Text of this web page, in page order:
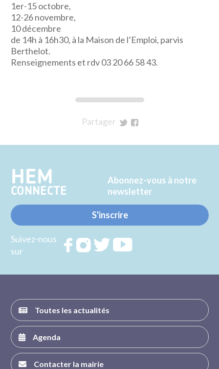
1er-15 octobre,
12-26 novembre,
10 décembre
de 14h à 16h30, à la Maison de l’Emploi, parvis
Berthelot.
Renseignements et rdv 03 20 66 58 43.
Partager
Twitter
Facebook
HEM
CONNECTE
Abonnez-vous à notre
newsletter
S'inscrire
Suivez-nous
sur
RejoignezRejoignezRejoignez
Toutes les actualités
Agenda
Contacter la mairie